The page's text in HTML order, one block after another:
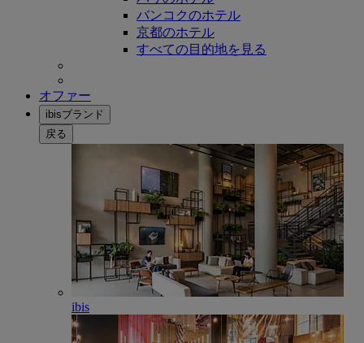
バンコクのホテル
京都のホテル
すべての目的地を見る
オファー
ibisブランド
戻る
ibis